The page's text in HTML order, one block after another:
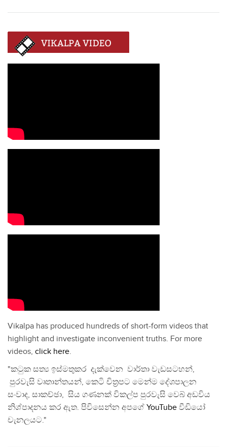
Vikalpa has produced hundreds of short-form videos that
highlight and investigate inconvenient truths. For more
videos, click here.
"කටුක සත්‍ය ඉස්මතුකර දැක්වෙන වාර්තා වැඩසටහන්,
පුරවැසි වෘතාන්තයන්, කෙටි චිත්‍රපට මෙන්ම දේශපාලන
සංවාද, සාකච්ඡා, සිය ගණනක් විකල්ප පුරවැසි වෙබ් අඩවිය
නිශ්පාදනය කර ඇත. පිවිසෙන්න අපගේ YouTube වීඩියෝ
චැනලයට."